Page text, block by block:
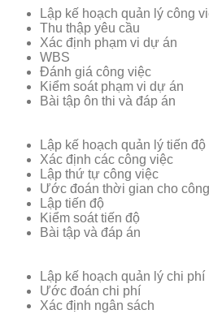
Lập kế hoạch quản lý công
Thu thập yêu cầu
Xác định phạm vi dự án
WBS
Đánh giá công việc
Kiểm soát phạm vi dự án
Bài tập ôn thi và đáp án
Lập kế hoạch quản lý tiến độ
Xác định các công việc
Lập thứ tự công việc
Ước đoán thời gian cho
Lập tiến độ
Kiểm soát tiến độ
Bài tập và đáp án
Lập kế hoạch quản lý chi phí
Ước đoán chi phí
Xác định ngân sách